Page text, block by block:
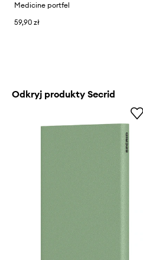
Medicine portfel
59,90 zł
Odkryj produkty Secrid